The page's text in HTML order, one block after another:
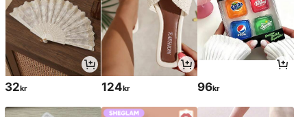
32kr 124kr 96kr